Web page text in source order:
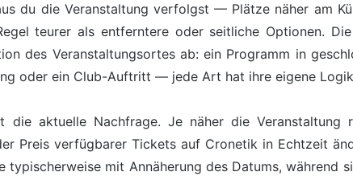
du die Veranstaltung verfolgst — Plätze näher am
teurer als entferntere oder seitliche Optionen.
des Veranstaltungsortes ab: ein Programm in
oder ein Club-Auftritt — jede Art hat ihre eigene
die aktuelle Nachfrage. Je näher die Veranstaltung
Preis verfügbarer Tickets auf Cronetik in Echtzeit
typischerweise mit Annäherung des Datums, während